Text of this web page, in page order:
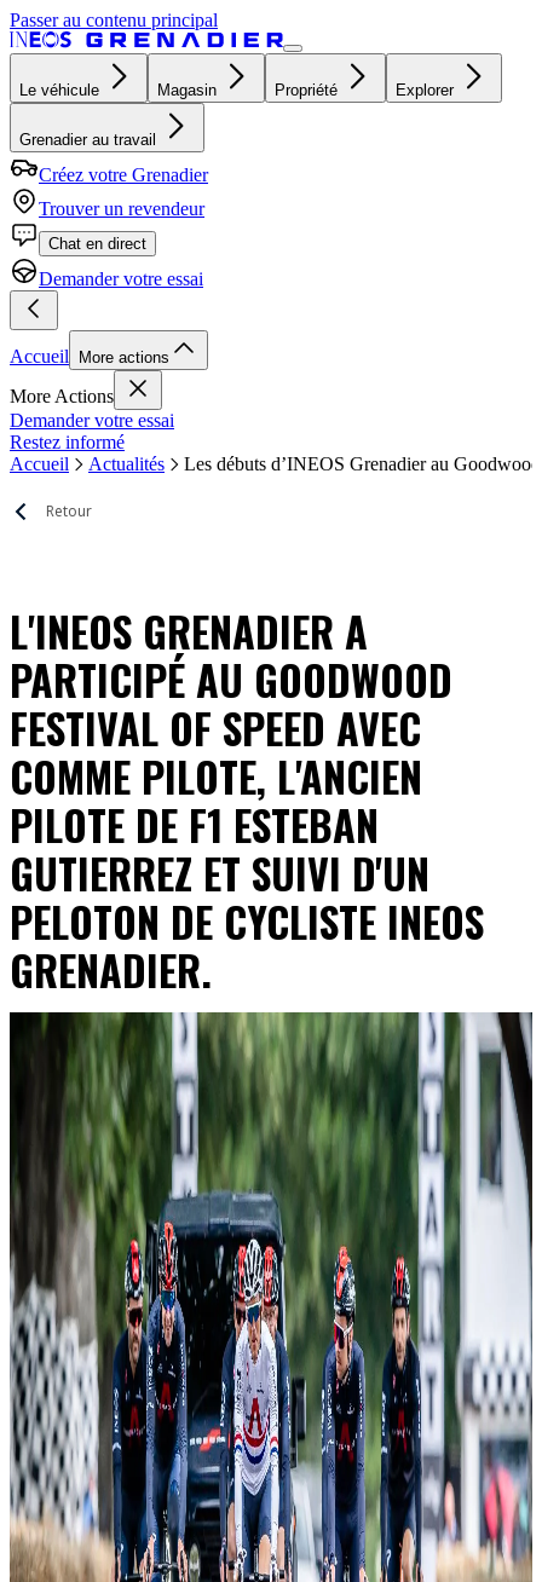
Passer au contenu principal
Le véhicule Magasin Propriété Explorer
Grenadier au travail
Créez votre Grenadier
Trouver un revendeur
Chat en direct
Demander votre essai
Accueil More actions
More Actions
Demander votre essai
Restez informé
Accueil
Actualités Les débuts d’INEOS Grenadier au
Retour
L'INEOS GRENADIER A
PARTICIPÉ AU GOODWOOD
FESTIVAL OF SPEED AVEC
COMME PILOTE, L'ANCIEN
PILOTE DE F1 ESTEBAN
GUTIERREZ ET SUIVI D'UN
PELOTON DE CYCLISTE INEOS
GRENADIER.